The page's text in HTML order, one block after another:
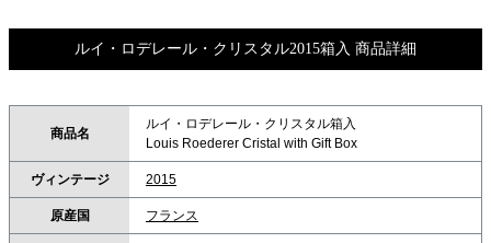
ルイ・ロデレール・クリスタル2015箱入 商品詳細
商品名
ルイ・ロデレール・クリスタル箱入
Louis Roederer Cristal with Gift Box
ヴィンテージ 2015
原産国 フランス